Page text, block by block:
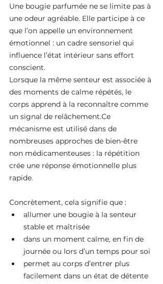
Une bougie parfumée ne se limite pas à
une odeur agréable. Elle participe à ce
que l’on appelle un environnement
émotionnel : un cadre sensoriel qui
influence l’état intérieur sans effort
conscient.
Lorsque la même senteur est associée à
des moments de calme répétés, le
corps apprend à la reconnaître comme
un signal de relâchement.Ce
mécanisme est utilisé dans de
nombreuses approches de bien-être
non médicamenteuses : la répétition
crée une réponse émotionnelle plus
rapide.
Concrètement, cela signifie que :
allumer une bougie à la senteur
stable et maîtrisée
dans un moment calme, en fin de
journée ou lors d’un temps pour soi
permet au corps d’entrer plus
facilement dans un état de détente